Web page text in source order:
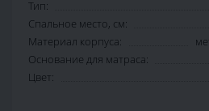
Тип:
Спальное место, см:
Материал корпуса:
Основание для матраса:
Цвет: